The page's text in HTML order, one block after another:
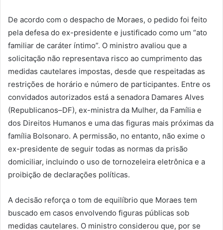
De acordo com o despacho de Moraes, o pedido foi feito
pela defesa do ex-presidente e justificado como um “ato
familiar de caráter íntimo”. O ministro avaliou que a
solicitação não representava risco ao cumprimento das
medidas cautelares impostas, desde que respeitadas as
restrições de horário e número de participantes. Entre os
convidados autorizados está a senadora Damares Alves
(Republicanos–DF), ex-ministra da Mulher, da Família e
dos Direitos Humanos e uma das figuras mais próximas da
família Bolsonaro. A permissão, no entanto, não exime o
ex-presidente de seguir todas as normas da prisão
domiciliar, incluindo o uso de tornozeleira eletrônica e a
proibição de declarações políticas.
A decisão reforça o tom de equilíbrio que Moraes tem
buscado em casos envolvendo figuras públicas sob
medidas cautelares. O ministro considerou que, por se